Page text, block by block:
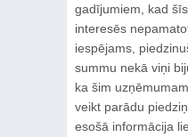
gadījumiem, kad
interesēs
iespējams,
summu nekā viņi
ka šim
veikt parādu
esošā informācija